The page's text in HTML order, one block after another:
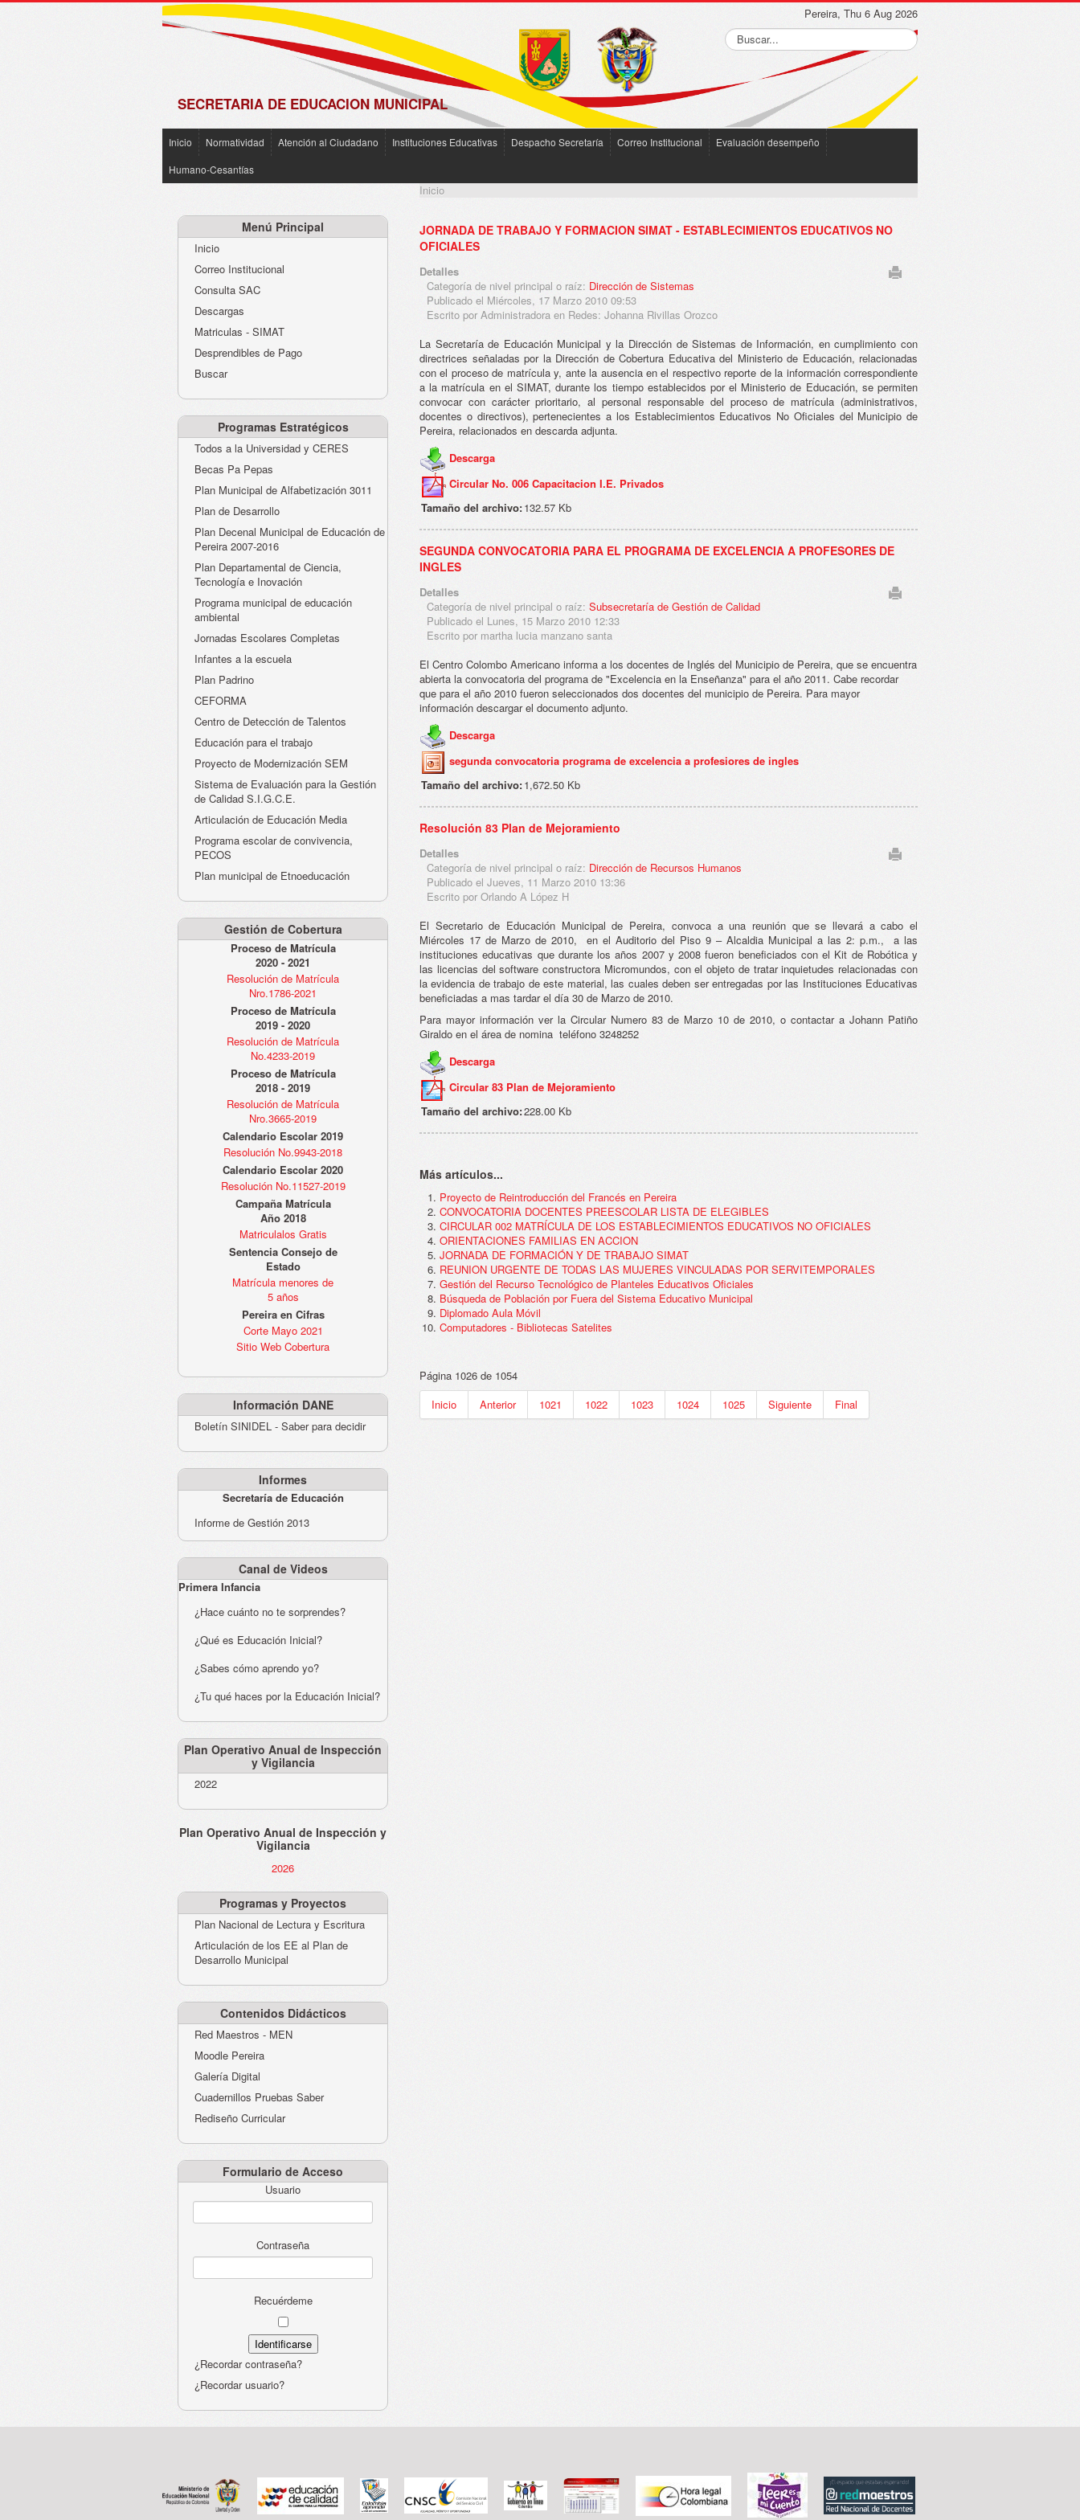
SECRETARIA DE EDUCACION MUNICIPAL
Pereira, Thu 6 Aug 2026
Inicio Normatividad Atención al Ciudadano Instituciones Educativas Despacho Secretaría Correo Institucional
Evaluación desempeño
Humano-Cesantías
Menú Principal
Inicio
Correo Institucional
Consulta SAC
Descargas
Matriculas - SIMAT
Desprendibles de Pago
Buscar
Programas Estratégicos
Todos a la Universidad y CERES
Becas Pa Pepas
Plan Municipal de Alfabetización 3011
Plan de Desarrollo
Plan Decenal Municipal de Educación de
Pereira 2007-2016
Plan Departamental de Ciencia,
Tecnología e Inovación
Programa municipal de educación
ambiental
Jornadas Escolares Completas
Infantes a la escuela
Plan Padrino
CEFORMA
Centro de Detección de Talentos
Educación para el trabajo
Proyecto de Modernización SEM
Sistema de Evaluación para la Gestión
de Calidad S.I.G.C.E.
Articulación de Educación Media
Programa escolar de convivencia,
PECOS
Plan municipal de Etnoeducación
Gestión de Cobertura
Proceso de Matrícula
2020 - 2021
Resolución de Matrícula
Nro.1786-2021
Proceso de Matrícula
2019 - 2020
Resolución de Matrícula
No.4233-2019
Proceso de Matrícula
2018 - 2019
Resolución de Matrícula
Nro.3665-2019
Calendario Escolar 2019
Resolución No.9943-2018
Calendario Escolar 2020
Resolución No.11527-2019
Campaña Matrícula
Año 2018
Matriculalos Gratis
Sentencia Consejo de
Estado
Matrícula menores de
5 años
Pereira en Cifras
Corte Mayo 2021
Sitio Web Cobertura
de
Información DANE
Boletín SINIDEL - Saber para decidir
Informes
Secretaría de Educación
Informe de Gestión 2013
Canal de Videos
Primera Infancia
¿Hace cuánto no te sorprendes?
¿Qué es Educación Inicial?
¿Sabes cómo aprendo yo?
¿Tu qué haces por la Educación Inicial?
Plan Operativo Anual de Inspección
y Vigilancia
2022
Plan Operativo Anual de Inspección y
Vigilancia
2026
Programas y Proyectos
Plan Nacional de Lectura y Escritura
Articulación de los EE al Plan de
Desarrollo Municipal
Contenidos Didácticos
Red Maestros - MEN
Moodle Pereira
Galería Digital
Cuadernillos Pruebas Saber
Rediseño Curricular
Formulario de Acceso
Usuario
Contraseña
Recuérdeme
¿Recordar contraseña?
¿Recordar usuario?
Inicio
JORNADA DE TRABAJO Y FORMACION SIMAT - ESTABLECIMIENTOS EDUCATIVOS NO
OFICIALES
Detalles
Categoría de nivel principal o raíz: Dirección de Sistemas
Publicado el Miércoles, 17 Marzo 2010 09:53
Escrito por Administradora en Redes: Johanna Rivillas Orozco
La Secretaría de Educación Municipal y la Dirección de Sistemas de Información, en cumplimiento con
directrices señaladas por la Dirección de Cobertura Educativa del Ministerio de Educación, relacionadas
con el proceso de matrícula y, ante la ausencia en el respectivo reporte de la información correspondiente
a la matrícula en el SIMAT, durante los tiempo establecidos por el Ministerio de Educación, se permiten
convocar con carácter prioritario, al personal responsable del proceso de matrícula (administrativos,
docentes o directivos), pertenecientes a los Establecimientos Educativos No Oficiales del Municipio de
Pereira, relacionados en descarda adjunta.
Descarga
Circular No. 006 Capacitacion I.E. Privados
Tamaño del archivo:132.57 Kb
SEGUNDA CONVOCATORIA PARA EL PROGRAMA DE EXCELENCIA A PROFESORES DE
INGLES
Detalles
Categoría de nivel principal o raíz: Subsecretaría de Gestión de Calidad
Publicado el Lunes, 15 Marzo 2010 12:33
Escrito por martha lucia manzano santa
El Centro Colombo Americano informa a los docentes de Inglés del Municipio de Pereira, que se encuentra
abierta la convocatoria del programa de "Excelencia en la Enseñanza" para el año 2011. Cabe recordar
que para el año 2010 fueron seleccionados dos docentes del municipio de Pereira. Para mayor
información descargar el documento adjunto.
Descarga
segunda convocatoria programa de excelencia a profesiores de ingles
Tamaño del archivo:1,672.50 Kb
Resolución 83 Plan de Mejoramiento
Detalles
Categoría de nivel principal o raíz: Dirección de Recursos Humanos
Publicado el Jueves, 11 Marzo 2010 13:36
Escrito por Orlando A López H
El Secretario de Educación Municipal de Pereira, convoca a una reunión que se llevará a cabo el
Miércoles 17 de Marzo de 2010, en el Auditorio del Piso 9 – Alcaldia Municipal a las 2: p.m., a las
instituciones educativas que durante los años 2007 y 2008 fueron beneficiados con el Kit de Robótica y
las licencias del software constructora Micromundos, con el objeto de tratar inquietudes relacionadas con
la evidencia de trabajo de este material, las cuales deben ser entregadas por las Instituciones Educativas
beneficiadas a mas tardar el día 30 de Marzo de 2010.
Para mayor información ver la Circular Numero 83 de Marzo 10 de 2010, o contactar a Johann Patiño
Giraldo en el área de nomina teléfono 3248252
Descarga
Circular 83 Plan de Mejoramiento
Tamaño del archivo:228.00 Kb
Más artículos...
Proyecto de Reintroducción del Francés en Pereira
CONVOCATORIA DOCENTES PREESCOLAR LISTA DE ELEGIBLES
CIRCULAR 002 MATRÍCULA DE LOS ESTABLECIMIENTOS EDUCATIVOS NO OFICIALES
ORIENTACIONES FAMILIAS EN ACCION
JORNADA DE FORMACIÓN Y DE TRABAJO SIMAT
REUNION URGENTE DE TODAS LAS MUJERES VINCULADAS POR SERVITEMPORALES
Gestión del Recurso Tecnológico de Planteles Educativos Oficiales
Búsqueda de Población por Fuera del Sistema Educativo Municipal
Diplomado Aula Móvil
Computadores - Bibliotecas Satelites
Página 1026 de 1054
Inicio
Anterior 1021 1022 1023 1024 1025 Siguiente Final